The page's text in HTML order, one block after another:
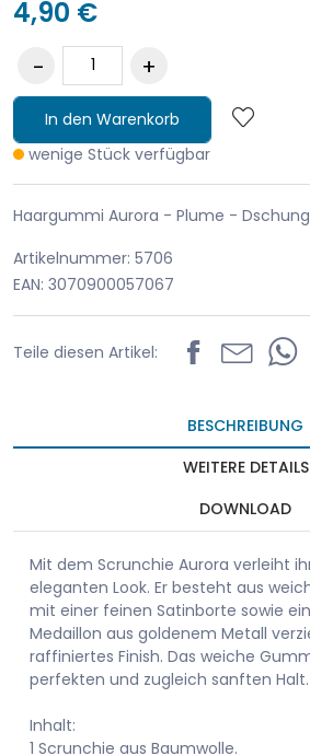
4,90 €
In den Warenkorb
wenige Stück verfügbar
Haargummi Aurora - Plume -
Artikelnummer: 5706
EAN: 3070900057067
Teile diesen Artikel:
BESCHREIBUNG
WEITERE DETAILS
DOWNLOAD
Mit dem Scrunchie Aurora verleiht
eleganten Look. Er besteht aus
mit einer feinen Satinborte sowie
Medaillon aus goldenem Metall
raffiniertes Finish. Das weiche
perfekten und zugleich sanften Halt.
Inhalt:
1 Scrunchie aus Baumwolle.